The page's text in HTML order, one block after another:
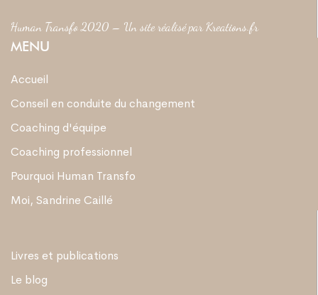
Human Transfo 2020 – Un site réalisé parKreations.fr
MENU
Accueil
Conseil en conduite du changement
Coaching d'équipe
Coaching professionnel
Pourquoi Human Transfo
Moi, Sandrine Caillé
Livres et publications
Le blog